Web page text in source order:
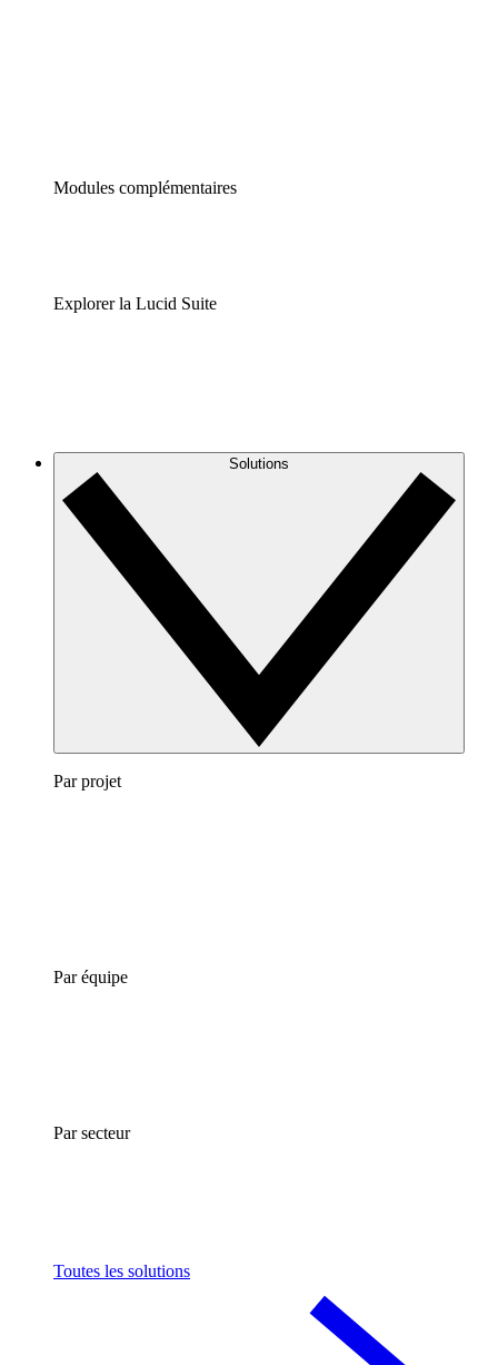
Modules complémentaires
Explorer la Lucid Suite
Solutions
Par projet
Par équipe
Par secteur
Toutes les solutions